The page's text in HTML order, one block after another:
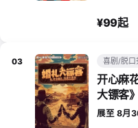
¥99起
03 喜剧/脱口
开心麻
大镖客》
展至 8月